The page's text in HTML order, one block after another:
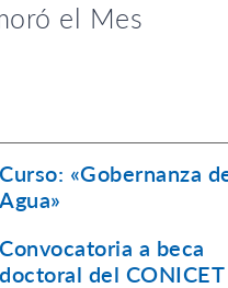
el Mes
Curso: «Gobernanza
Agua»
Convocatoria a beca
doctoral del CONICET